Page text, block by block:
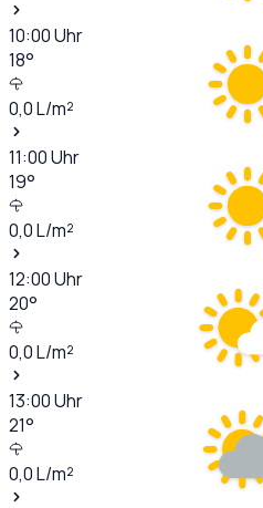
10:00Uhr
18°
0,0L/m²
11:00Uhr
19°
0,0L/m²
12:00Uhr
20°
0,0L/m²
13:00Uhr
21°
0,0L/m²